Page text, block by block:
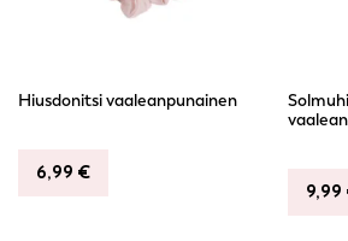
Hiusdonitsi vaaleanpunainen
6,99 €
9,99